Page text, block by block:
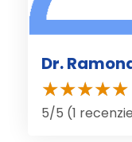
Dr.
5/5 (1